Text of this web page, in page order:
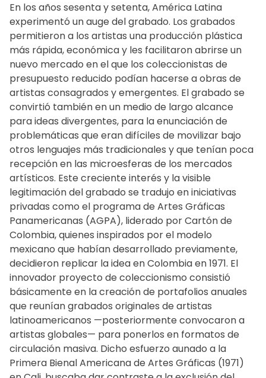
En los años sesenta y setenta, América Latina
experimentó un auge del grabado. Los grabados
permitieron a los artistas una producción plástica
más rápida, económica y les facilitaron abrirse un
nuevo mercado en el que los coleccionistas de
presupuesto reducido podían hacerse a obras de
artistas consagrados y emergentes. El grabado se
convirtió también en un medio de largo alcance
para ideas divergentes, para la enunciación de
problemáticas que eran difíciles de movilizar bajo
otros lenguajes más tradicionales y que tenían poca
recepción en las microesferas de los mercados
artísticos. Este creciente interés y la visible
legitimación del grabado se tradujo en iniciativas
privadas como el programa de Artes Gráficas
Panamericanas (AGPA), liderado por Cartón de
Colombia, quienes inspirados por el modelo
mexicano que habían desarrollado previamente,
decidieron replicar la idea en Colombia en 1971. El
innovador proyecto de coleccionismo consistió
básicamente en la creación de portafolios anuales
que reunían grabados originales de artistas
latinoamericanos —posteriormente convocaron a
artistas globales— para ponerlos en formatos de
circulación masiva. Dicho esfuerzo aunado a la
Primera Bienal Americana de Artes Gráficas (1971)